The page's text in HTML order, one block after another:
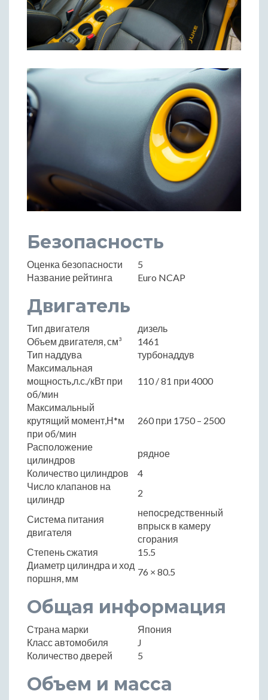
Безопасность
Оценка безопасности
5
Название рейтинга
Euro NCAP
Двигатель
Тип двигателя
дизель
Объем двигателя, см³
1461
Тип наддува
турбонаддув
Максимальная
мощность,л.с./кВт при
об/мин
110 / 81 при 4000
Максимальный
крутящий момент,Н*м
при об/мин
260 при 1750 – 2500
Расположение
цилиндров
рядное
Количество цилиндров
4
Число клапанов на
цилиндр
2
Система питания
двигателя
непосредственный
впрыск в камеру
сгорания
Степень сжатия
15.5
Диаметр цилиндра и ход
поршня, мм
76 × 80.5
Общая информация
Страна марки
Япония
Класс автомобиля
J
Количество дверей
5
Объем и масса